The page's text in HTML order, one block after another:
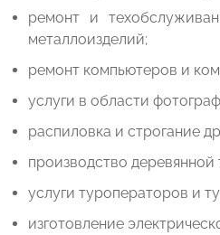
ремонт и
металлоизделий;
ремонт компьютеров и
услуги в области
распиловка и строгание
производство деревянной
услуги туроператоров и
изготовление